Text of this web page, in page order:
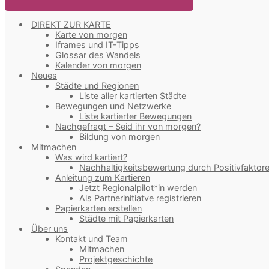
DIREKT ZUR KARTE
Karte von morgen
Iframes und IT-Tipps
Glossar des Wandels
Kalender von morgen
Neues
Städte und Regionen
Liste aller kartierten Städte
Bewegungen und Netzwerke
Liste kartierter Bewegungen
Nachgefragt – Seid ihr von morgen?
Bildung von morgen
Mitmachen
Was wird kartiert?
Nachhaltigkeitsbewertung durch
Anleitung zum Kartieren
Jetzt Regionalpilot*in werden
Als Partnerinitiatve registrieren
Papierkarten erstellen
Städte mit Papierkarten
Über uns
Kontakt und Team
Mitmachen
Projektgeschichte